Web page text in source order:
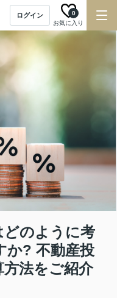
ログイン
お気に入り
0
どのように考
か? 不動産投
法をご紹介